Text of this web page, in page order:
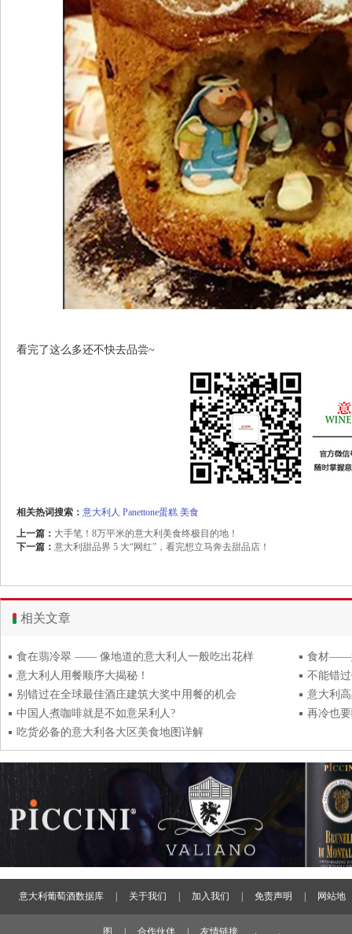
看完了这么多还不快去品尝~
相关热词搜索： 意大利人 Panettone蛋糕 美食
上一篇： 大手笔！8万平米的意大利美食终极目的地！
下一篇： 意大利甜品界 5 大“网红”，看完想立马奔去甜品店！
相关文章
食在翡冷翠 —— 像地道的意大利人一般吃出花样
食材——
意大利人用餐顺序大揭秘！
不能错
别错过在全球最佳酒庄建筑大奖中用餐的机会
意大利
中国人煮咖啡就是不如意呆利人?
再冷也
吃货必备的意大利各大区美食地图详解
意大利葡萄酒数据库 关于我们 加入我们 免责声明 网站地
图 合作伙伴 友情链接